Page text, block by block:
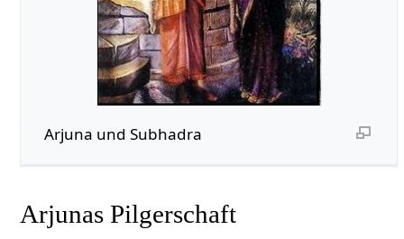
Arjuna und Subhadra
Arjunas Pilgerschaft